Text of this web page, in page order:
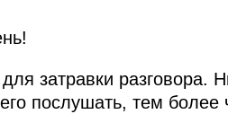
затравки разговора.
послушать, тем